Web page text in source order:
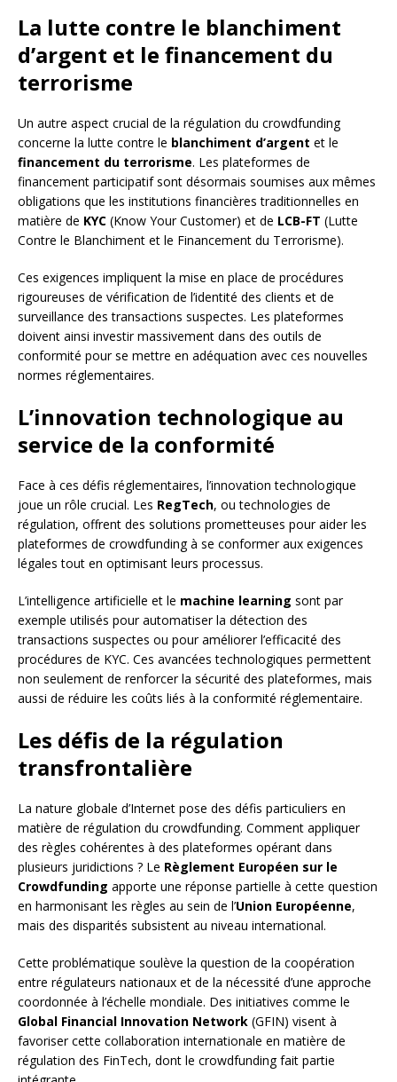
La lutte contre le blanchiment
d’argent et le financement du
terrorisme
Un autre aspect crucial de la régulation du crowdfunding
concerne la lutte contre le blanchiment d’argent et le
financement du terrorisme. Les plateformes de
financement participatif sont désormais soumises aux mêmes
obligations que les institutions financières traditionnelles en
matière de KYC (Know Your Customer) et de LCB-FT (Lutte
Contre le Blanchiment et le Financement du Terrorisme).
Ces exigences impliquent la mise en place de procédures
rigoureuses de vérification de l’identité des clients et de
surveillance des transactions suspectes. Les plateformes
doivent ainsi investir massivement dans des outils de
conformité pour se mettre en adéquation avec ces nouvelles
normes réglementaires.
L’innovation technologique au
service de la conformité
Face à ces défis réglementaires, l’innovation technologique
joue un rôle crucial. Les RegTech, ou technologies de
régulation, offrent des solutions prometteuses pour aider les
plateformes de crowdfunding à se conformer aux exigences
légales tout en optimisant leurs processus.
L’intelligence artificielle et le machine learning sont par
exemple utilisés pour automatiser la détection des
transactions suspectes ou pour améliorer l’efficacité des
procédures de KYC. Ces avancées technologiques permettent
non seulement de renforcer la sécurité des plateformes, mais
aussi de réduire les coûts liés à la conformité réglementaire.
Les défis de la régulation
transfrontalière
La nature globale d’Internet pose des défis particuliers en
matière de régulation du crowdfunding. Comment appliquer
des règles cohérentes à des plateformes opérant dans
plusieurs juridictions ? Le Règlement Européen sur le
Crowdfunding apporte une réponse partielle à cette question
en harmonisant les règles au sein de l’Union Européenne,
mais des disparités subsistent au niveau international.
Cette problématique soulève la question de la coopération
entre régulateurs nationaux et de la nécessité d’une approche
coordonnée à l’échelle mondiale. Des initiatives comme le
Global Financial Innovation Network (GFIN) visent à
favoriser cette collaboration internationale en matière de
régulation des FinTech, dont le crowdfunding fait partie